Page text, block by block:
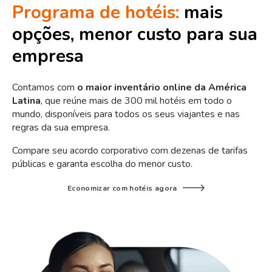
Programa de hotéis: mais
opções, menor custo para sua
empresa
Contamos com o maior inventário online da América
Latina, que reúne mais de 300 mil hotéis em todo o
mundo, disponíveis para todos os seus viajantes e nas
regras da sua empresa.
Compare seu acordo corporativo com dezenas de tarifas
públicas e garanta escolha do menor custo.
Economizar com hotéis agora